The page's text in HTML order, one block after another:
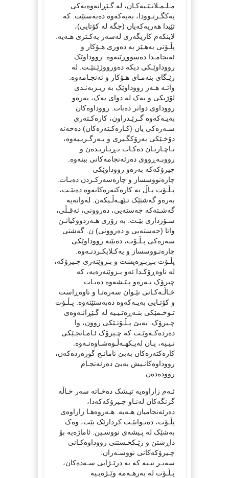
مـلـمـلانـێـیەکـان، لە گـێڕانەوەیەکی
یەکگـرتـوودا، بەیەکەوە دەبەستێت. کە
تێیدا هەریەکەیان (جگە لە کۆتایی)،
لاینکەم کاریگەری لەسەر یەکـتری هـەیە.
پڵـۆتی بەهـێز بە دەوری هـۆکار و
ئەنجامـدا دەسووڕێتەوە. رووداوێک
رووداوێـکی دیکە دەورووژێـنێـت. لە
رێـگای بنەمـای هـۆکار و ئەنجـامەوە.
واتـە هـەر رووداوێک بە ریـزبەنـدی
لۆژیکی و یەک لە دوای یەک، بەرەو
رووداوی دواتر دەبات. رووداوەکان
بەیـەکەوە گـرێـدراون، کارەکـتەری
سـەرەکی یان (کـارەکـتەرەکان) دەخەنە
دۆخـێکی بەرۆکگـیری و بـەرگـریـیەوە،
نـاچـاریـان دەکـات بـڕیـاربـدەن و
رووبـەڕووی دەرئەنجامەکانی ببنەوە.
چیرۆکەکە بەرەو رووداوێکی
چارەنووسساز و چارەسەرکـردن دەبـات.
پـڵـۆت پـاڵ بە کارەکتەرەکانەوە دەنێـت،
بەرەو گەشتێک تـێهـەڵـبکەن. لەوانەیە
گەشـتەکە جەستەیی، دەروونی، ئەقـڵی،
سـۆزداری بێـت. بە زۆری هـەردووکیانـن
واتا (جەستەیی و دەروونی) ن. گەشتی
سەرەکی پـڵـۆت، دەبێتە رووداوێکی
چارەنـووسساز و یەکـلایکـردنـەوە.
پڵـۆت بـڕبـڕەپشت و بـزوێنەری چـیرۆکە،
لە ناوەڕۆکـدا ئەو بـزوێنەرەیە، کە
چیرۆک بـەرەو پـێـشەوە دەبـات.
خـاڵـەکـانی نێـوان سەرەتـا و ناوەڕاست
و کۆتـایی بەیـەکەوە دەبەستێتەوە. پـڵـۆت
تـوخـمێکی بنـەڕەتـیـیە لە گـێڕانـەوەی
چـیرۆک. بەبێ پـڵـۆتـێکی روون، وا
دەردەکـەوێـت کە چـیرۆک ئـامـانجـێکی
نـیـیە، یـان لەیـکهـەڵـوەشـاوەتـەوە.
کارەکتەرەکان بەبێ ئامانـج گوزەردەکەن،
رووداوەکانـیش بەبێ دەرئەنجـام
روودەدەن.
ئـەم زاراوەیە تیـشک دەخـاتە سەر خـاڵە
گرنگەکان لەنـاو چـیرۆکەکەدا،
دەرئەنجامیان هـەیە. هـەروەهـا زاراوەی
پڵـۆت، دەتـوانێـت کردارێک بێت، وەک
بەشێک لە پـیشەی نووسـین. ئاماژەیە بۆ
داڕشتن و رێـکخـستنی رووداوەکـانی
چـیرۆکەکانی نووسـەران.
سەیـر نیـیە کە بە درێـژایی سـەدەکان،
پـڵـۆت لە بەرهـەمە وێـژەیـیە